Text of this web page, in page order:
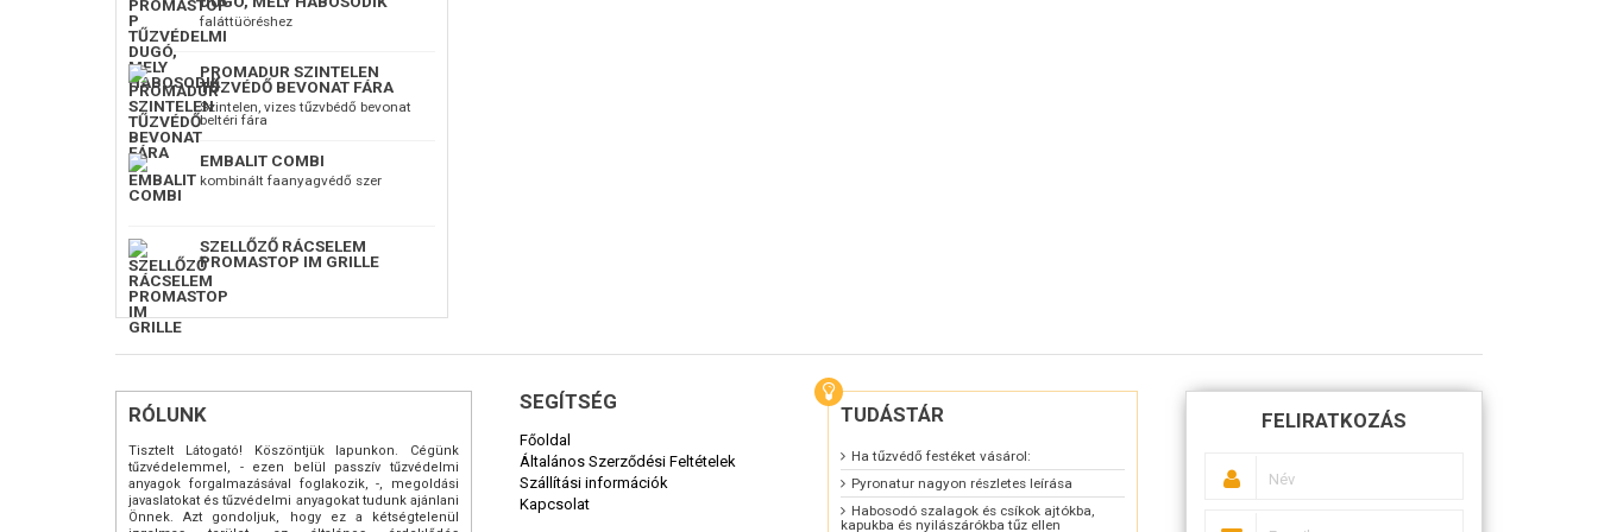
faláttüöréshez
PROMADUR SZINTELEN
TŰZVÉDŐ BEVONAT FÁRA
Szintelen, vizes tűzvbédő bevonat
beltéri fára
EMBALIT COMBI
kombinált faanyagvédő szer
SZELLŐZŐ RÁCSELEM
PROMASTOP IM GRILLE
RÓLUNK
Tisztelt Látogató! Köszöntjük lapunkon. Cégünk
tűzvédelemmel, - ezen belül passzív tűzvédelmi
anyagok forgalmazásával foglakozik, -, megoldási
javaslatokat és tűzvédelmi anyagokat tudunk ajánlani
Önnek. Azt gondoljuk, hogy ez a kétségtelenül
SEGÍTSÉG
Főoldal
Általános Szerződési Feltételek
Szállítási információk
Kapcsolat
TUDÁSTÁR
Ha tűzvédő festéket vásárol:
Pyronatur nagyon részletes leírása
Habosodó szalagok és csíkok ajtókba,
kapukba és nyilászárókba tűz ellen
FELIRATKOZÁS